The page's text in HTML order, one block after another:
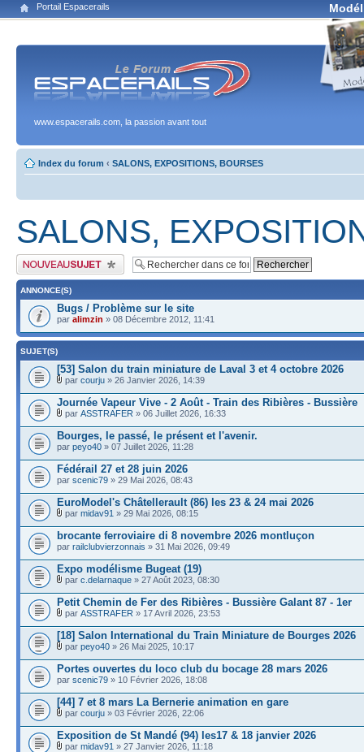
Portail Espacerails
www.espacerails.com, la passion avant tout
Index du forum ‹ SALONS, EXPOSITIONS, BOURSES
SALONS,
Publier un nouveau sujet
ANNONCE(S)
Bugs / Problème sur le site
par alimzin » 08 Décembre 2012, 11:41
SUJET(S)
[53] Salon du train miniature de Laval 3 et 4 octobre 2026
par courju » 26 Janvier 2026, 14:39
Journée Vapeur Vive - 2 Août - Train des Ribières - Bussière
par ASSTRAFER » 06 Juillet 2026, 16:33
Bourges, le passé, le présent et l'avenir.
par peyo40 » 07 Juillet 2026, 11:28
Fédérail 27 et 28 juin 2026
par scenic79 » 29 Mai 2026, 08:43
EuroModel's Châtellerault (86) les 23 & 24 mai 2026
par midav91 » 29 Mai 2026, 08:15
brocante ferroviaire di 8 novembre 2026 montluçon
par railclubvierzonnais » 31 Mai 2026, 09:49
Expo modélisme Bugeat (19)
par c.delarnaque » 27 Août 2023, 08:30
Petit Chemin de Fer des Ribières - Bussière Galant 87 - 1er
par ASSTRAFER » 17 Avril 2026, 23:53
[18] Salon International du Train Miniature de Bourges 2026
par peyo40 » 26 Mai 2025, 10:17
Portes ouvertes du loco club du bocage 28 mars 2026
par scenic79 » 10 Février 2026, 18:08
[44] 7 et 8 mars La Bernerie animation en gare
par courju » 03 Février 2026, 22:06
Exposition de St Mandé (94) les17 & 18 janvier 2026
par midav91 » 27 Janvier 2026, 11:18